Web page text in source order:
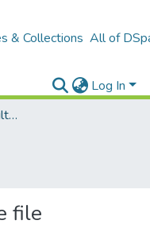
& Collections All of
Log In
B4 – LU fakultātes / Faculties of the UL
file